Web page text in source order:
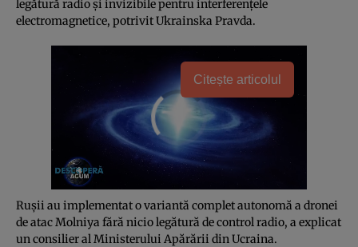
legătură radio și invizibile pentru interferențele
electromagnetice, potrivit Ukrainska Pravda.
Citește articolul
Rușii au implementat o variantă complet autonomă a dronei
de atac Molniya fără nicio legătură de control radio, a explicat
un consilier al Ministerului Apărării din Ucraina.